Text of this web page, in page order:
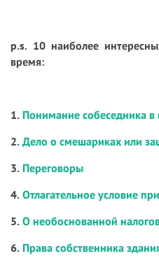
p.s. 10 наиболее
время:
1. Понимание собеседника в
2. Дело о смешариках или
3. Переговоры
4. Отлагательное условие
5. О необоснованной
6. Права собственника